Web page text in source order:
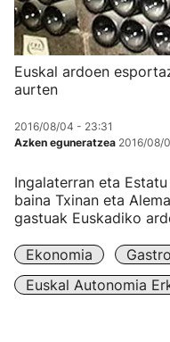
Euskal ardoen
aurten
2016/08/04 - 23:31
Azken eguneratzea 2016/08/
Ingalaterran eta
baina Txinan eta
gastuak Euskadiko
Ekonomia
Euskal Autonomia